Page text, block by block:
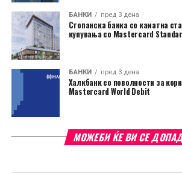
БАНКИ пред 3 дена
Стопанска банка со каматна
купувања со Mastercard
БАНКИ пред 3 дена
Халкбанк со поволности за
Mastercard World Debit
МОЖЕБИ ЌЕ ВИ СЕ